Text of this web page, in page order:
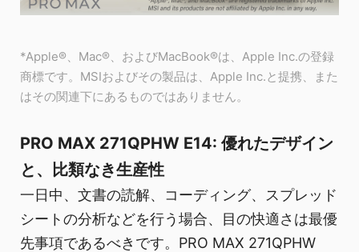
*Apple®、Mac®、およびMacBook®は、Apple Inc.の登録
商標です。MSIおよびその製品は、Apple Inc.と提携、また
はその関連下にあるものではありません。
PRO MAX 271QPHW E14: 優れたデザイン
と、比類なき生産性
一日中、文書の読解、コーディング、スプレッド
シートの分析などを行う場合、目の快適さは最優
先事項であるべきです。PRO MAX 271QPHW